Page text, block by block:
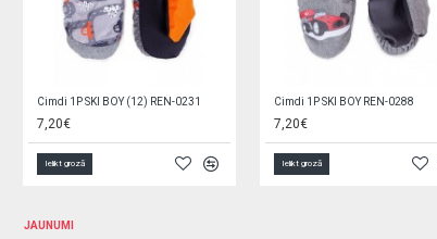
Cimdi 1P SKI BOY REN-0296
7,20€
Ielikt grozā
Cimdi 1P SKI GIRL (12) REN-0200
6,60€
Ielikt grozā
JAUNUMI